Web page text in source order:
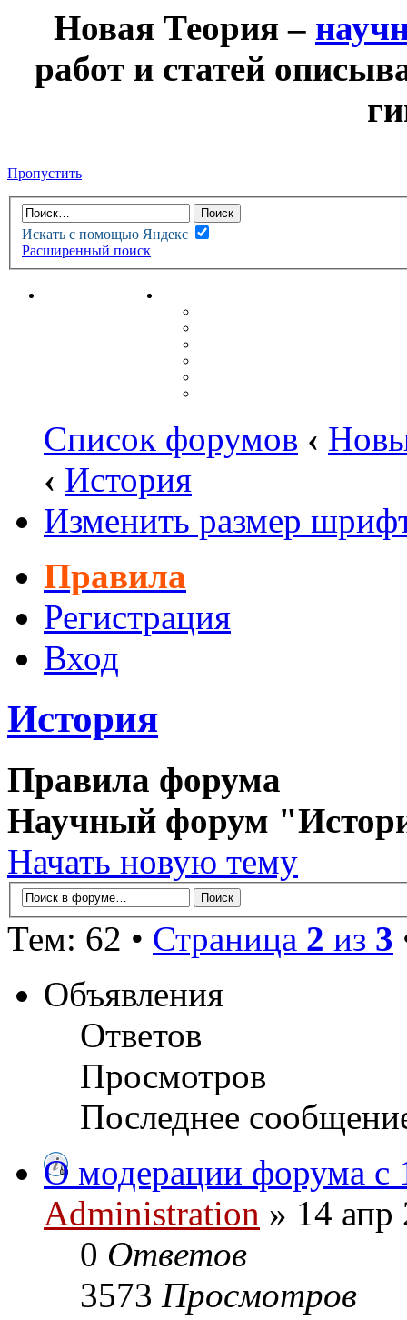
Новая Теория –
работ и статей
Пропустить
Искать с помощью Яндекс
Расширенный поиск
НОВАЯ ТЕОРИЯ
Список форумов ‹
‹ История
Изменить размер
Правила
Регистрация
Вход
История
Правила форума
Научный форум
Начать новую тему
Тем: 62 • Страница 2 из 3
Объявления
Ответов
Просмотров
Последнее
О модерации форума с
Administration » 14 апр
0 Ответов
3573 Просмотров